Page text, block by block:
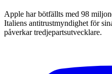
Apple har bötfällts med 98
Italiens antitrustmyndighet för
påverkar tredjepartsutvecklare.